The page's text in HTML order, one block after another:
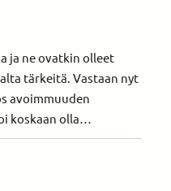
ja ne ovatkin olleet
tärkeitä. Vastaan nyt
avoimmuuden
koskaan olla…